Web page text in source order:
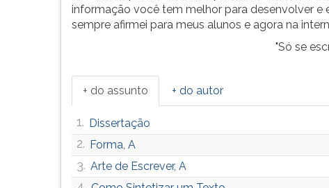
informação você tem melhor para desenvolver e
sempre afirmei para meus alunos e agora na
"Só se
+ do assunto + do autor
1. Dissertação
2. Forma, A
3. Arte de Escrever, A